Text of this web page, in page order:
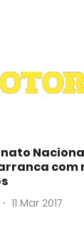
com
11 Mar 2017